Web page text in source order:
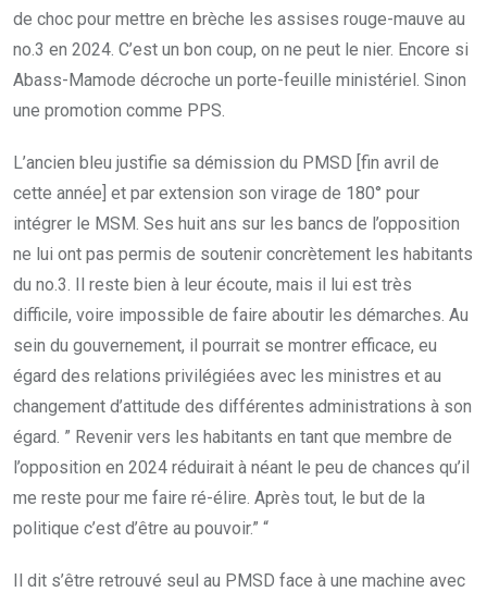
de choc pour mettre en brèche les assises rouge-mauve au
no.3 en 2024. C’est un bon coup, on ne peut le nier. Encore si
Abass-Mamode décroche un porte-feuille ministériel. Sinon
une promotion comme PPS.
L’ancien bleu justifie sa démission du PMSD [fin avril de
cette année] et par extension son virage de 180° pour
intégrer le MSM. Ses huit ans sur les bancs de l’opposition
ne lui ont pas permis de soutenir concrètement les habitants
du no.3. Il reste bien à leur écoute, mais il lui est très
difficile, voire impossible de faire aboutir les démarches. Au
sein du gouvernement, il pourrait se montrer efficace, eu
égard des relations privilégiées avec les ministres et au
changement d’attitude des différentes administrations à son
égard. ” Revenir vers les habitants en tant que membre de
l’opposition en 2024 réduirait à néant le peu de chances qu’il
me reste pour me faire ré-élire. Après tout, le but de la
politique c’est d’être au pouvoir.” “
Il dit s’être retrouvé seul au PMSD face à une machine avec